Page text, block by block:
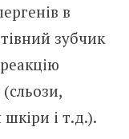
в
зубчик
і т.д.).